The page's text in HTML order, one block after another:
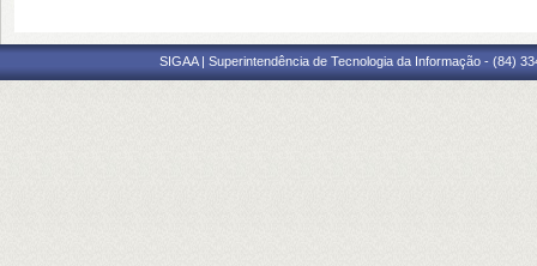
SIGAA | Superintendência de Tecnologia da Informação - (84)